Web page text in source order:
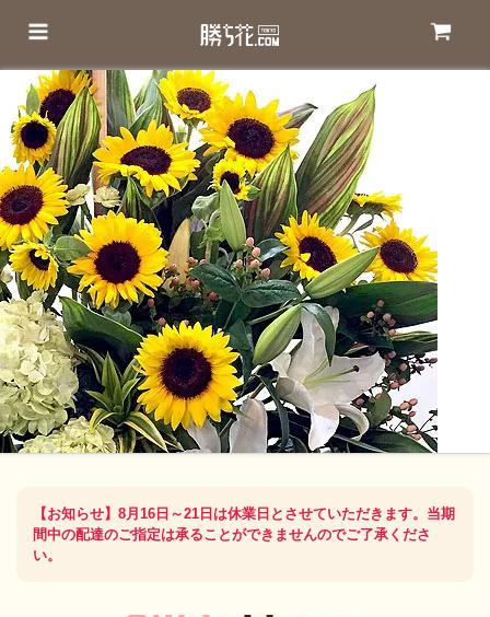
【お知らせ】8月16日～21日は休業日とさせていただきます。当期
間中の配達のご指定は承ることができませんのでご了承くださ
い。